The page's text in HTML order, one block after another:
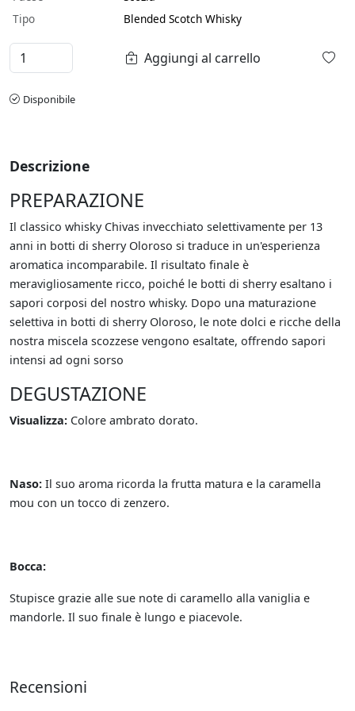
Tipo
Blended Scotch Whisky
Aggiungi al carrello
Disponibile
Descrizione
PREPARAZIONE
Il classico whisky Chivas invecchiato selettivamente per 13
anni in botti di sherry Oloroso si traduce in un'esperienza
aromatica incomparabile. Il risultato finale è
meravigliosamente ricco, poiché le botti di sherry esaltano i
sapori corposi del nostro whisky. Dopo una maturazione
selettiva in botti di sherry Oloroso, le note dolci e ricche della
nostra miscela scozzese vengono esaltate, offrendo sapori
intensi ad ogni sorso
DEGUSTAZIONE
Visualizza: Colore ambrato dorato.
Naso: Il suo aroma ricorda la frutta matura e la caramella
mou con un tocco di zenzero.
Bocca:
Stupisce grazie alle sue note di caramello alla vaniglia e
mandorle. Il suo finale è lungo e piacevole.
Recensioni